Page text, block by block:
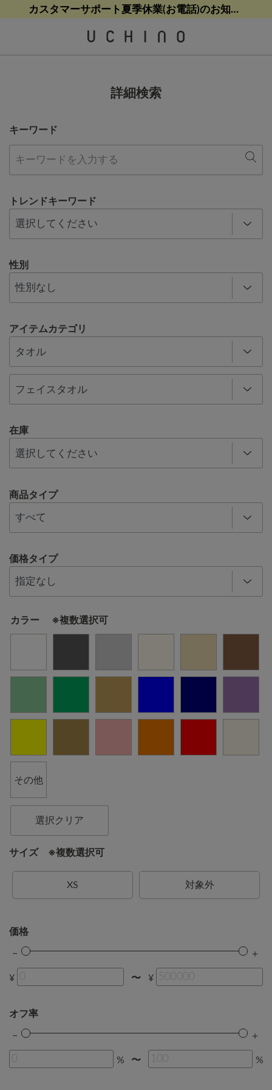
熊本地震等の影響によるお荷物配送について
【8/9(日)9:59まで！】最大10%ポイントバックカスタマーサポート夏季休業(お電話)のお知らせ
熊本地震等の影響によるお荷物配送について
【8/9(日)9:59まで！】最大10%ポイントバック
詳細検索
キーワード
トレンドキーワード
性別
アイテムカテゴリ
在庫
商品タイプ
価格タイプ
カラー ※複数選択可
その他
選択クリア
サイズ ※複数選択可
XS 対象外
価格
¥ 〜 ¥
オフ率
% 〜 %